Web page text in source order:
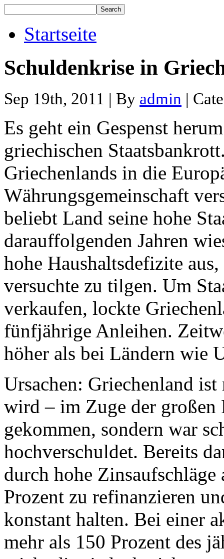
Startseite
Schuldenkrise in
Sep 19th, 2011 | By admin |
Es geht ein Gespenst
griechischen
Griechenlands in die
Währungsgemeinschaft
beliebt Land seine hohe
darauffolgenden Jahren
hohe Haushaltsdefizite
versuchte zu tilgen. Um
verkaufen, lockte
fünfjährige Anleihen.
höher als bei Ländern wie
Ursachen: Griechenland
wird – im Zuge der großen
gekommen, sondern war
hochverschuldet. Bereits
durch hohe
Prozent zu refinanzieren
konstant halten. Bei einer
mehr als 150 Prozent des